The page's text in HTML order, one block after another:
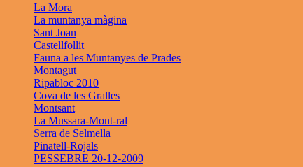
La Mora
La muntanya màgina
Sant Joan
Castellfollit
Fauna a les Muntanyes de Prades
Montagut
Ripabloc 2010
Cova de les Gralles
Montsant
La Mussara-Mont-ral
Serra de Selmella
Pinatell-Rojals
PESSEBRE 20-12-2009